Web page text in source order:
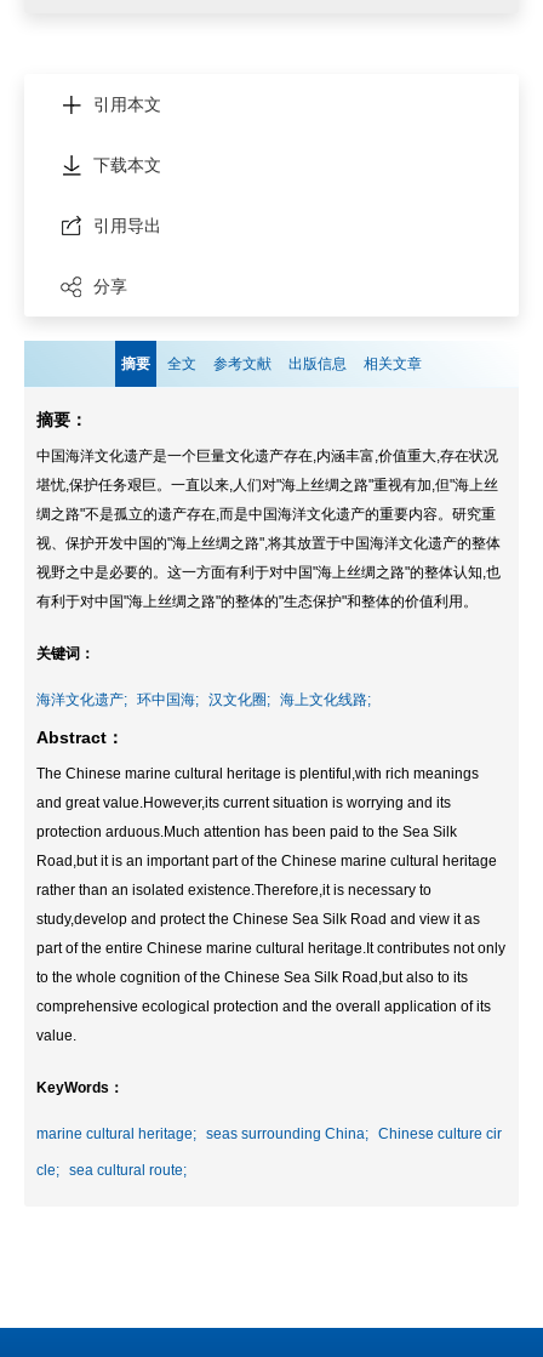
引用本文
下载本文
引用导出
分享
摘要 全文 参考文献 出版信息 相关文章
摘要：
中国海洋文化遗产是一个巨量文化遗产存在,内涵丰富,价值重大,存在状况
堪忧,保护任务艰巨。一直以来,人们对"海上丝绸之路"重视有加,但"海上丝
绸之路"不是孤立的遗产存在,而是中国海洋文化遗产的重要内容。研究重
视、保护开发中国的"海上丝绸之路",将其放置于中国海洋文化遗产的整体
视野之中是必要的。这一方面有利于对中国"海上丝绸之路"的整体认知,也
有利于对中国"海上丝绸之路"的整体的"生态保护"和整体的价值利用。
关键词：
海洋文化遗产; 环中国海; 汉文化圈; 海上文化线路;
Abstract：
The Chinese marine cultural heritage is plentiful,with rich meanings
and great value.However,its current situation is worrying and its
protection arduous.Much attention has been paid to the Sea Silk
Road,but it is an important part of the Chinese marine cultural heritage
rather than an isolated existence.Therefore,it is necessary to
study,develop and protect the Chinese Sea Silk Road and view it as
part of the entire Chinese marine cultural heritage.It contributes not only
to the whole cognition of the Chinese Sea Silk Road,but also to its
comprehensive ecological protection and the overall application of its
value.
KeyWords：
marine cultural heritage; seas surrounding China; Chinese culture cir
cle; sea cultural route;